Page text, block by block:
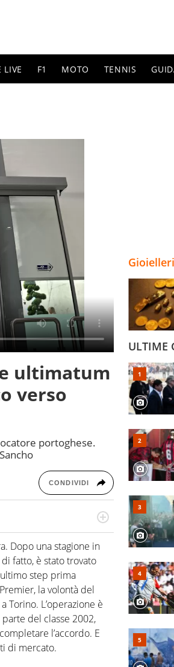
LIVE F1 MOTO TENNIS
ultimatum
verso
portoghese.
CONDIVIDI
non rinuncia allo
il rettangolo verde non
Dopo una stagione in
fatto, è stato trovato
step prima
la volontà del
Torino. L’operazione è
del classe 2002,
l’accordo. E
di mercato.
ULTIME